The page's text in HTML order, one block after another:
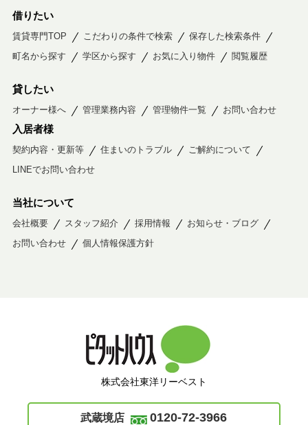
借りたい
賃貸専門TOP こだわりの条件で検索
保存した検索条件
町名から探す
学区から探す お気に入り物件 閲覧履歴
貸したい
オーナー様へ 管理業務内容 管理物件一覧 お問い合わせ
入居者様
契約内容・更新等 住まいのトラブル
ご解約について
LINEでお問い合わせ
当社について
会社概要 スタッフ紹介 採用情報
お知らせ・ブログ
お問い合わせ
個人情報保護方針
株式会社東洋リーベスト
武蔵境店 0120-72-3966